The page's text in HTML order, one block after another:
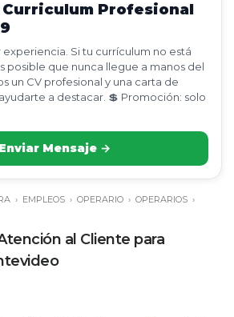
Curriculum Profesional
Si tu currículum no está
posible que nunca llegue a manos del
un CV profesional y una carta de
a destacar. 💲 Promoción: solo
Enviar Mensaje →
› EMPLEOS › OPERARIO › OPERARIOS ›
al Cliente para